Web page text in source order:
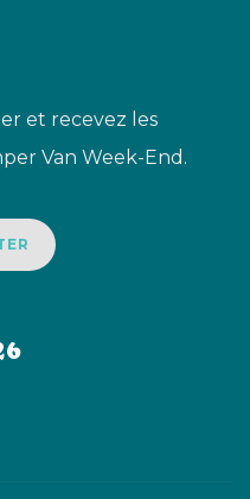
et recevez les
Van Week-End.